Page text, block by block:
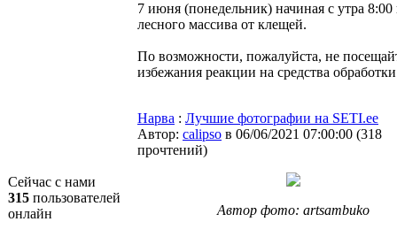
Сейчас с нами
315 пользователей
онлайн
7 июня (понедельник) начиная с утра
лесного массива от клещей.
По возможности, пожалуйста, не
избежания реакции на средства
Нарва : Лучшие фотографии на SETI.ee
Автор: calipso в 06/06/2021 07:00:00 (318
прочтений)
Автор фото: artsambuko